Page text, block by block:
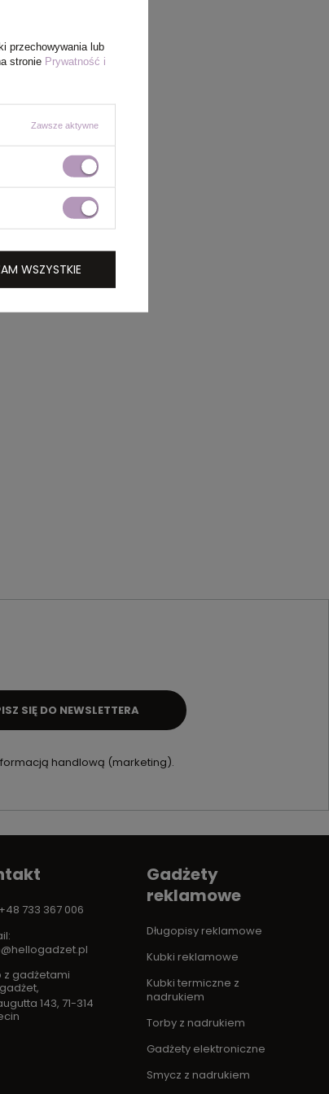
handlową (marketing).
SIĘ DO NEWSLETTERA
733 367 006
z gadżetami
,
143, 71-314
Gadżety
reklamowe
Długopisy reklamowe
Kubki reklamowe
Kubki termiczne z
nadrukiem
Torby z nadrukiem
Gadżety elektroniczne
Smycz z nadrukiem
przechowywania lub
stronie Prywatność i
Zawsze aktywne
WSZYSTKIE